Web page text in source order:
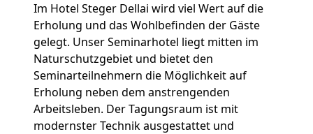
Im Hotel Steger Dellai wird viel Wert auf die
Erholung und das Wohlbefinden der Gäste
gelegt. Unser Seminarhotel liegt mitten im
Naturschutzgebiet und bietet den
Seminarteilnehmern die Möglichkeit auf
Erholung neben dem anstrengenden
Arbeitsleben. Der Tagungsraum ist mit
modernster Technik ausgestattet und